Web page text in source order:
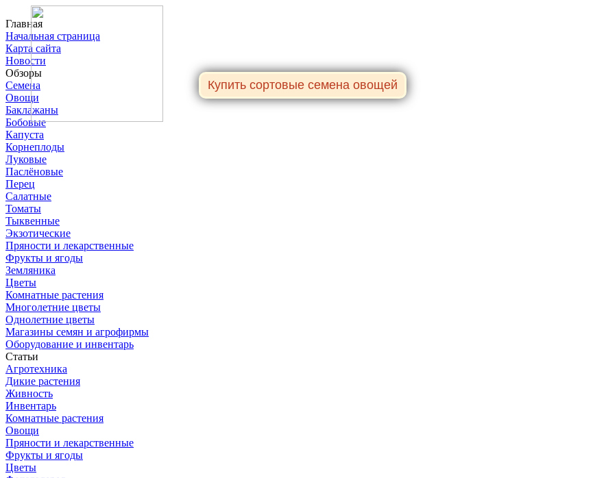
Главная
Начальная страница
Карта сайта
Новости
Обзоры
Семена
Овощи
Баклажаны
Бобовые
Капуста
Корнеплоды
Луковые
Паслёновые
Перец
Салатные
Томаты
Тыквенные
Экзотические
Пряности и лекарственные
Фрукты и ягоды
Земляника
Цветы
Комнатные растения
Многолетние цветы
Однолетние цветы
Магазины семян и агрофирмы
Оборудование и инвентарь
Статьи
Агротехника
Дикие растения
Живность
Инвентарь
Комнатные растения
Овощи
Пряности и лекарственные
Фрукты и ягоды
Цветы